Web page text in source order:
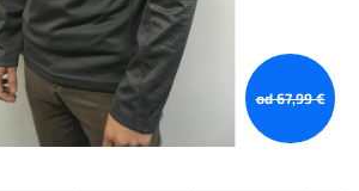
od 67,99 €